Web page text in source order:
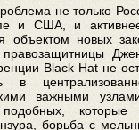
не только
и США, и
объектом новых
Black Hat не
в
важными
которые
борьба с